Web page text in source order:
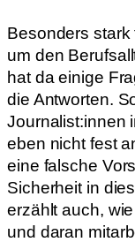
Besonders stark
um den
hat da einige
die Antworten.
Journalist:innen
eben nicht fest
eine falsche
Sicherheit in
erzählt auch,
und daran